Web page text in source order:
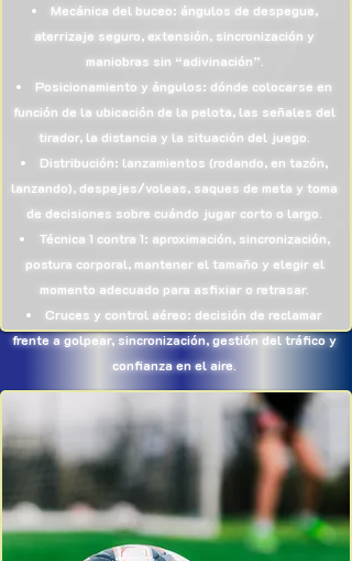
Mecánica del buceo: ángulos de despegue,
aterrizaje seguro, extensión, sincronización y
maniobras sin “adivinación”.
Posicionamiento y ángulos: dónde colocarse en
función de la ubicación de la pelota, las señales del
tirador, la distancia y la situación del juego.
Distribución: lanzamientos (rodando, en tazón,
lanzando), despejes/voleas, saques de meta y toma
de decisiones sobre cuándo jugar corto o largo.
Técnica 1 contra 1: aproximación, sincronización,
postura corporal, mantener el tamaño y elegir el
momento adecuado para asfixiar o retrasar.
Cruces y control aéreo: decisión de reclamar
frente a golpear, sincronización, gestión del tráfico y
confianza en el aire.